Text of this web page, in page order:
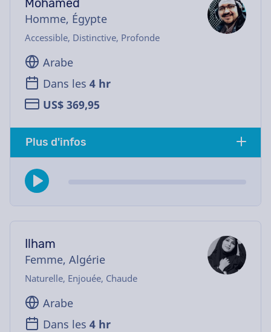
Mohamed
Homme, Égypte
Accessible, Distinctive, Profonde
Arabe
Dans les 4 hr
US$ 369,95
Plus d'infos
Ilham
Femme, Algérie
Naturelle, Enjouée, Chaude
Arabe
Dans les 4 hr